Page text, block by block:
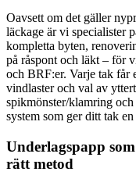
Oavsett om det gäller
läckage är vi specialister
kompletta byten,
på råspont och läkt – för
och BRF:er. Varje tak får
vindlaster och val av
spikmönster/klamring
system som ger ditt tak
Underlagspapp
rätt metod